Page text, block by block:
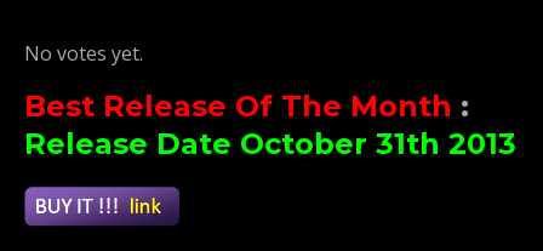
No votes yet.
Best Release Of The Month :
Release Date October 31th 2013